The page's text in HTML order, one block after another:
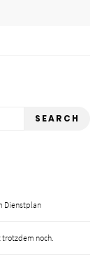
SEARCH
Dienstplan
noch.